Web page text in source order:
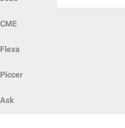
CME
Flexa
Piccer
Ask